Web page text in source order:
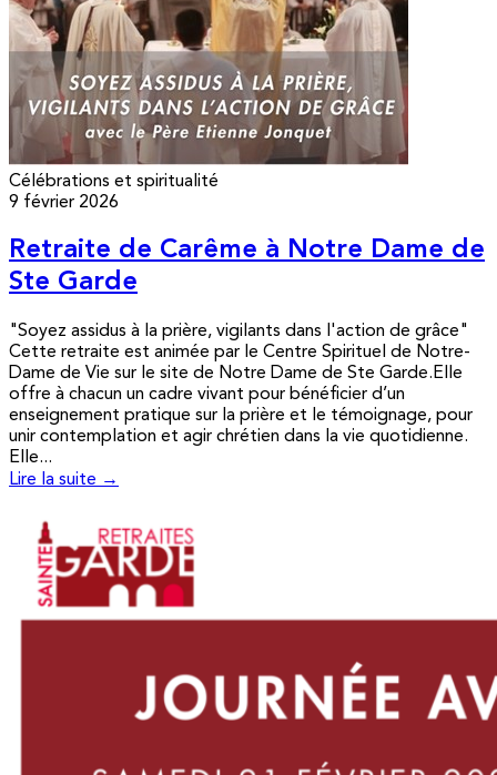
Célébrations et spiritualité
9 février 2026
Retraite de Carême à Notre Dame de
Ste Garde
"Soyez assidus à la prière, vigilants dans l'action de grâce"
Cette retraite est animée par le Centre Spirituel de Notre-
Dame de Vie sur le site de Notre Dame de Ste Garde.Elle
offre à chacun un cadre vivant pour bénéficier d’un
enseignement pratique sur la prière et le témoignage, pour
unir contemplation et agir chrétien dans la vie quotidienne.
Elle...
Lire la suite →